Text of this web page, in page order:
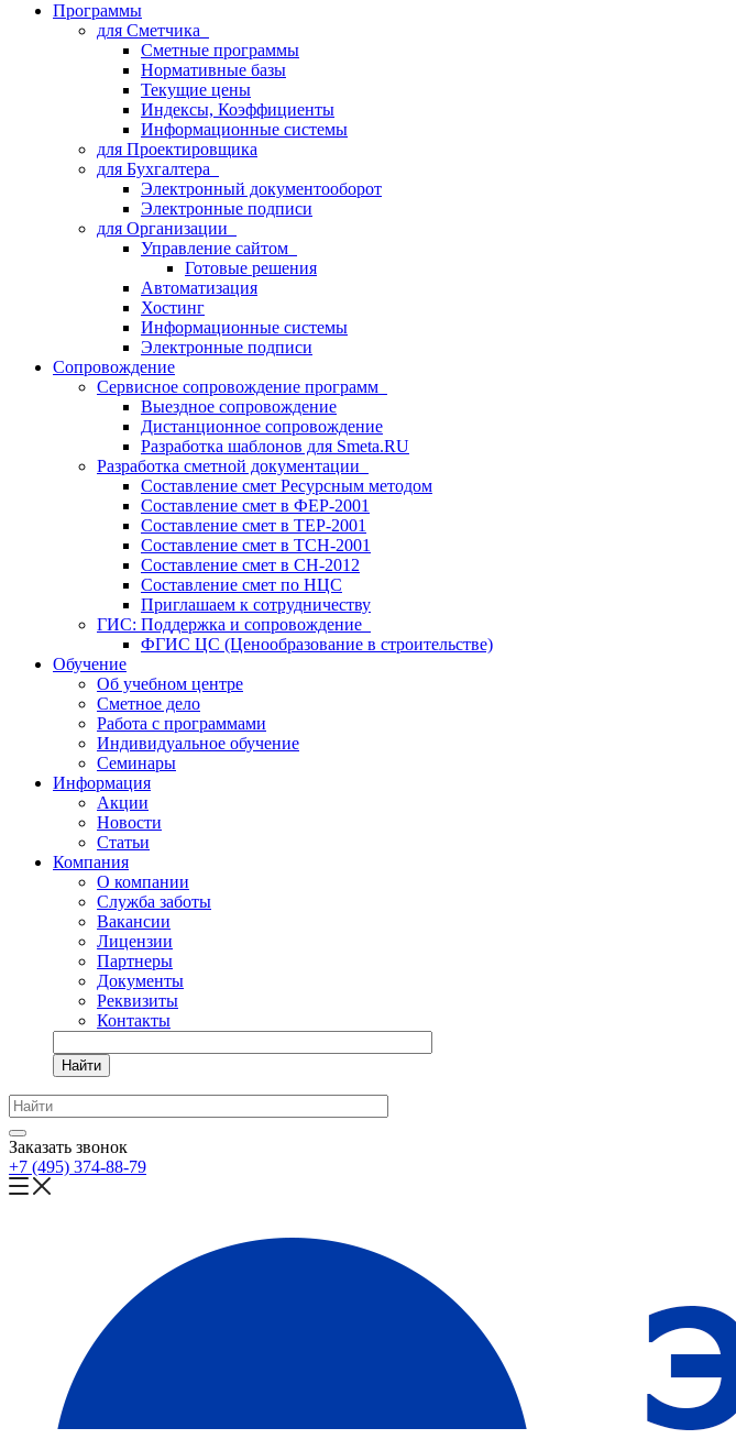
Программы
для Сметчика
Сметные программы
Нормативные базы
Текущие цены
Индексы, Коэффициенты
Информационные системы
для Проектировщика
для Бухгалтера
Электронный документооборот
Электронные подписи
для Организации
Управление сайтом
Готовые решения
Автоматизация
Хостинг
Информационные системы
Электронные подписи
Сопровождение
Сервисное сопровождение программ
Выездное сопровождение
Дистанционное сопровождение
Разработка шаблонов для Smeta.RU
Разработка сметной документации
Составление смет Ресурсным методом
Составление смет в ФЕР-2001
Составление смет в ТЕР-2001
Составление смет в ТСН-2001
Составление смет в СН-2012
Составление смет по НЦС
Приглашаем к сотрудничеству
ГИС: Поддержка и сопровождение
ФГИС ЦС (Ценообразование в строительстве)
Обучение
Об учебном центре
Сметное дело
Работа с программами
Индивидуальное обучение
Семинары
Информация
Акции
Новости
Статьи
Компания
О компании
Служба заботы
Вакансии
Лицензии
Партнеры
Документы
Реквизиты
Контакты
Найти
Заказать звонок
+7 (495) 374-88-79